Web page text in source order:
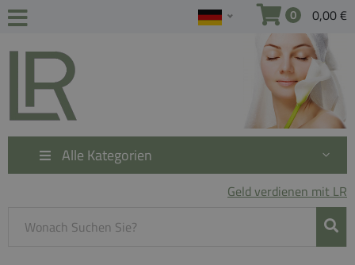
0 0,00 €
Alle Kategorien
Geld verdienen mit LR